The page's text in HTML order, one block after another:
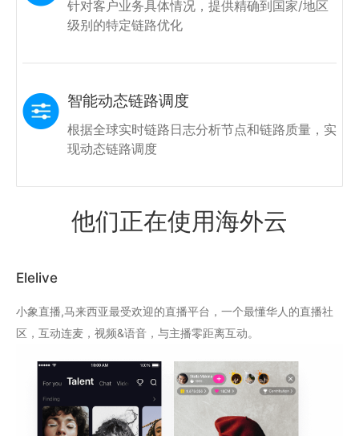
针对客户业务具体情况，提供精确到国家/地区
级别的特定链路优化
智能动态链路调度
根据全球实时链路日志分析节点和链路质量，实
现动态链路调度
他们正在使用海外云
Elelive
小象直播,马来西亚最受欢迎的直播平台，一个最懂华人的直播社
区，互动连麦，视频&语音，与主播零距离互动。